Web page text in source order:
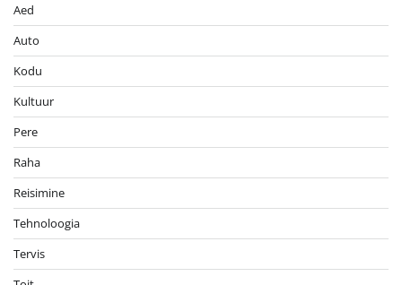
Aed
Auto
Kodu
Kultuur
Pere
Raha
Reisimine
Tehnoloogia
Tervis